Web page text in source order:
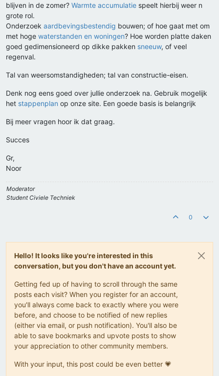
blijven in de zomer? Warmte accumulatie speelt hierbij weer n
grote rol.
Onderzoek aardbevingsbestendig bouwen; of hoe gaat met om
met hoge waterstanden en woningen? Hoe worden platte daken
goed gedimensioneerd op dikke pakken sneeuw, of veel
regenval.
Tal van weersomstandigheden; tal van constructie-eisen.
Denk nog eens goed over jullie onderzoek na. Gebruik mogelijk
het stappenplan op onze site. Een goede basis is belangrijk
Bij meer vragen hoor ik dat graag.
Succes
Gr,
Noor
Moderator
Student Civiele Techniek
0
Hello! It looks like you're interested in this
conversation, but you don't have an account yet.
Getting fed up of having to scroll through the same
posts each visit? When you register for an account,
you'll always come back to exactly where you were
before, and choose to be notified of new replies
(either via email, or push notification). You'll also be
able to save bookmarks and upvote posts to show
your appreciation to other community members.
With your input, this post could be even better 💗